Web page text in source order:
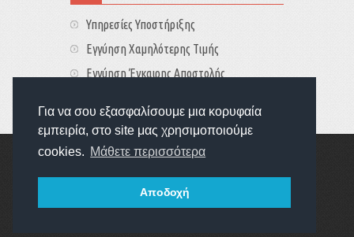
Για να σου εξασφαλίσουμε μια κορυφαία
εμπειρία, στο site μας χρησιμοποιούμε
cookies. Μάθετε περισσότερα
Αποδοχή
Υπηρεσίες Υποστήριξης
Εγγύηση Χαμηλότερης Τιμής
Εγγύηση Έγκαιρης Αποστολής
Copyright © 2022GameExplorers
Οι τιμές περιλαμβάνουν ΦΠΑ 24%